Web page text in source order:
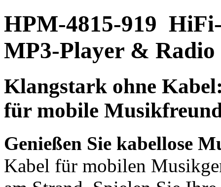
HPM-4815-919
MP3-Player & Radio
Klangstark ohne
für mobile
Genießen Sie kabellose
Kabel für mobilen